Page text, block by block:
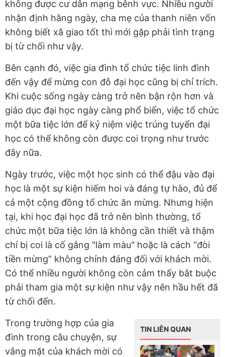
không được cư dân mạng bênh vực. Nhiều người
nhận định hằng ngày, cha mẹ của thanh niên vốn
không biết xã giao tốt thì mới gặp phải tình trạng
bị từ chối như vậy.
Bên cạnh đó, việc gia đình tổ chức tiệc linh đình
đến vậy để mừng con đỗ đại học cũng bị chỉ trích.
Khi cuộc sống ngày càng trở nên bận rộn hơn và
giáo dục đại học ngày càng phổ biến, việc tổ chức
một bữa tiệc lớn để kỷ niệm việc trúng tuyển đại
học có thể không còn được coi trọng như trước
đây nữa.
Ngày trước, việc một học sinh có thể đậu vào đại
học là một sự kiện hiếm hoi và đáng tự hào, đủ để
cả một cộng đồng tổ chức ăn mừng. Nhưng hiện
tại, khi học đại học đã trở nên bình thường, tổ
chức một bữa tiệc lớn là không cần thiết và thậm
chí bị coi là cố gắng "làm màu" hoặc là cách “đòi
tiền mừng” không chính đáng đối với khách mời.
Có thể nhiều người không còn cảm thấy bắt buộc
phải tham gia một sự kiện như vậy nên hầu hết đã
từ chối đến.
TIN LIÊN QUAN
Trong trường hợp của gia
đình trong câu chuyện, sự
vắng mặt của khách mời có